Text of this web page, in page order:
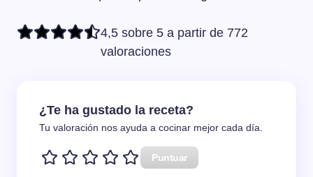
4,5 sobre 5 a partir de 772
valoraciones
¿Te ha gustado la receta?
Tu valoración nos ayuda a cocinar mejor cada día.
Puntuar